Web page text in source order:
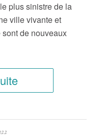
plus sinistre de la
ville vivante et
sont de nouveaux